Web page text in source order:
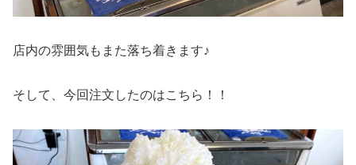
店内の雰囲気もまた落ち着きます♪
そして、今回注文したのはこちら！！